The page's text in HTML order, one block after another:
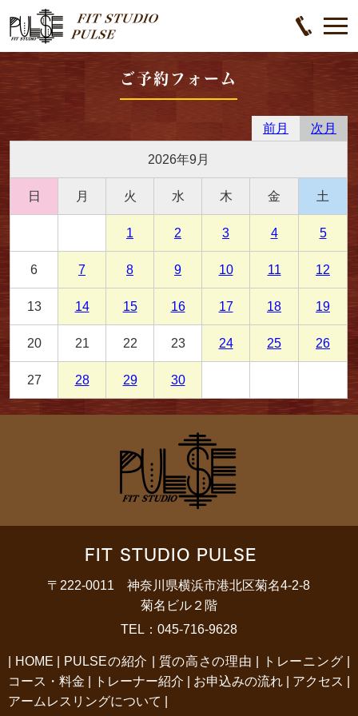
ご予約フォーム
前月 次月
2026年9月
日 月 火 水 木 金 土
1 2 3 4 5
6 7 8 9 10 11 12
13 14 15 16 17 18 19
20 21 22 23 24 25 26
27 28 29 30
FIT STUDIO PULSE
〒222-0011 神奈川県横浜市港北区菊名4-2-8
菊名ビル２階
TEL：045-716-9628
HOME PULSEの紹介 質の高さの理由 トレーニング
コース・料金
トレーナー紹介 お申込みの流れ アクセス
アームレスリングについて